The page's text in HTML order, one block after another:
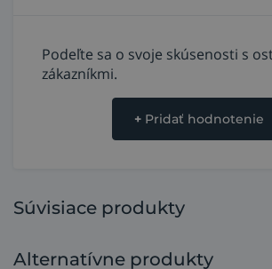
Podeľte sa o svoje skúsenosti s
zákazníkmi.
+ Pridať hodnotenie
Súvisiace produkty
Alternatívne produkty